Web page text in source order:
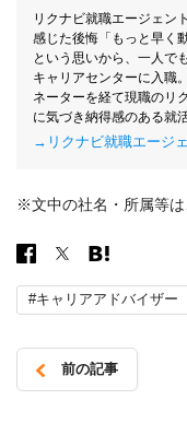
リクナビ就職エージェン
感じた後悔「もっと早く
という思いから、一人で
キャリアセンターに入職
ネーターを経て現職のリ
に気づき納得感のある就
→リクナビ就職エージ
※文中の社名・所属等は
#キャリアアドバイザー
前の記事